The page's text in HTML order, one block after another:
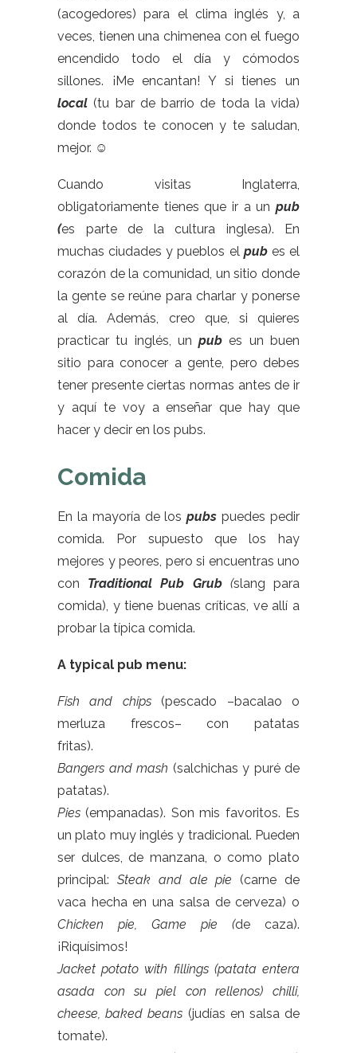
(acogedores) para el clima inglés y, a
veces, tienen una chimenea con el fuego
encendido todo el día y cómodos
sillones. ¡Me encantan! Y si tienes un
local (tu bar de barrio de toda la vida)
donde todos te conocen y te saludan,
mejor. ☺
Cuando visitas Inglaterra,
obligatoriamente tienes que ir a un pub
(es parte de la cultura inglesa). En
muchas ciudades y pueblos el pubes el
corazón de la comunidad, un sitio donde
la gente se reúne para charlar y ponerse
al día. Además, creo que, si quieres
practicar tu inglés, unpubes un buen
sitio para conocer a gente, pero debes
tener presente ciertas normas antes de ir
y aquí te voy a enseñar que hay que
hacer y decir en los pubs.
Comida
En la mayoría de lospubs puedes pedir
comida. Por supuesto que los hay
mejores y peores, pero si encuentras uno
con Traditional Pub Grub(slang para
comida), y tiene buenas críticas, ve allí a
probar la típica comida.
A typical pub menu:
Fish and chips(pescado –bacalao o
merluza frescos– con patatas
fritas).
Bangers and mash (salchichas y puré de
patatas).
Pies (empanadas). Son mis favoritos. Es
un plato muy inglés y tradicional. Pueden
ser dulces, de manzana, o como plato
principal: Steak and ale pie(carne de
vaca hecha en una salsa de cerveza) o
Chicken pie, Game pie (de caza).
¡Riquísimos!
Jacket potato with fillings (patata entera
asada con su piel con rellenos) chilli,
cheese, baked beans (judías en salsa de
tomate).